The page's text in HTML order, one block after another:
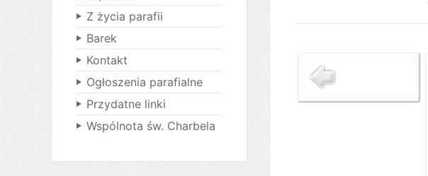
Z życia parafii
Barek
Kontakt
Ogłoszenia parafialne
Przydatne linki
Wspólnota św. Charbela